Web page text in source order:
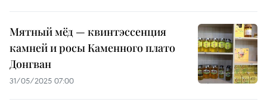
Мятный мёд — квинтэссенция
камней и росы Каменного плато
Донгван
31/05/2025 07:00